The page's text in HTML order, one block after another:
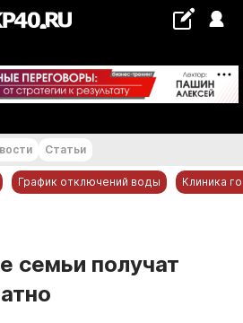
+19...+20 °С
Статьи
График отключений воды Клиника
семьи получат